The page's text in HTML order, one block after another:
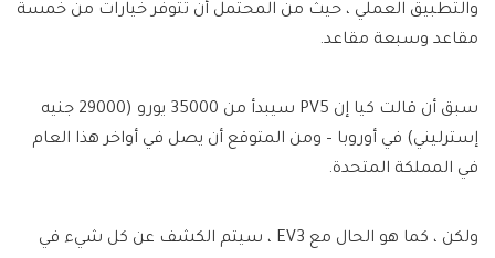
والتطبيق العملي ، حيث من المحتمل أن تتوفر خيارات من خمسة
مقاعد وسبعة مقاعد.
سبق أن قالت كيا إن PV5 سيبدأ من 35000 يورو (29000 جنيه
إسترليني) في أوروبا – ومن المتوقع أن يصل في أواخر هذا العام
في المملكة المتحدة.
ولكن ، كما هو الحال مع EV3 ، سيتم الكشف عن كل شيء في